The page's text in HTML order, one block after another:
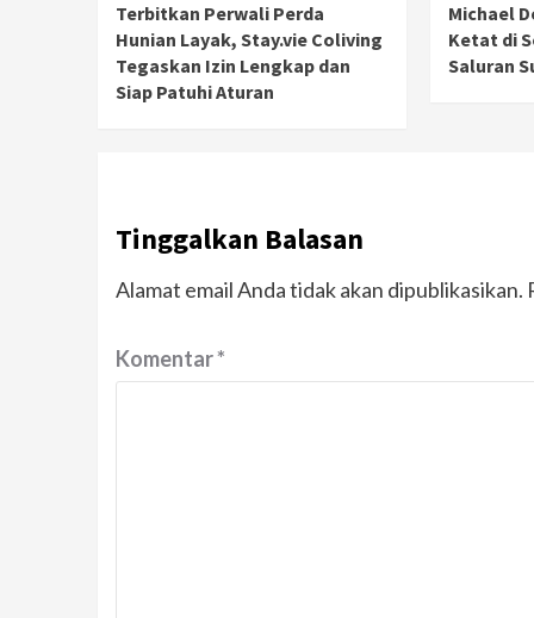
Terbitkan Perwali Perda
Hunian Layak, Stay.vie Coliving
Tegaskan Izin Lengkap dan
Siap Patuhi Aturan
Michael
Ketat di
Saluran
Tinggalkan Balasan
Alamat email Anda tidak akan dipublikasikan.
Komentar*